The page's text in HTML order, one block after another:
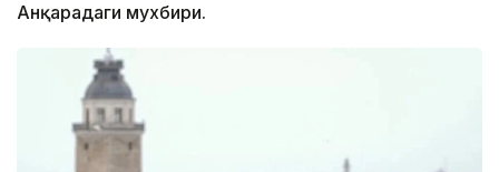
Анқарадаги мухбири.